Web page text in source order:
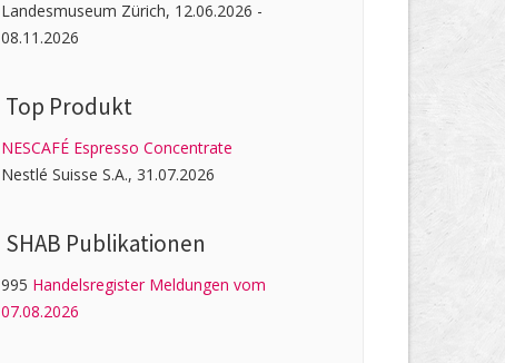
Landesmuseum Zürich, 12.06.2026 -
08.11.2026
Top Produkt
NESCAFÉ Espresso Concentrate
Nestlé Suisse S.A., 31.07.2026
SHAB Publi­kati­onen
995 Handelsregister Meldungen vom
07.08.2026